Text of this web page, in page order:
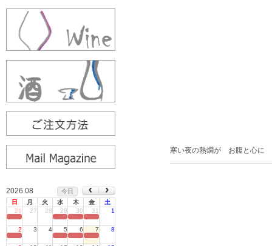
2026.08
今日
日
月 火 水 木 金
土
26
27 28 29 30 31 1
2 3 4 5 6 7 8
寒い夜の熱燗が お腹と心に